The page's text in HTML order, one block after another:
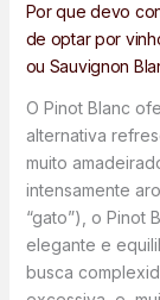
Por que devo
de optar por
ou Sauvignon
O Pinot Blanc
alternativa
muito
intensamente
“gato”), o Pinot
elegante e
busca